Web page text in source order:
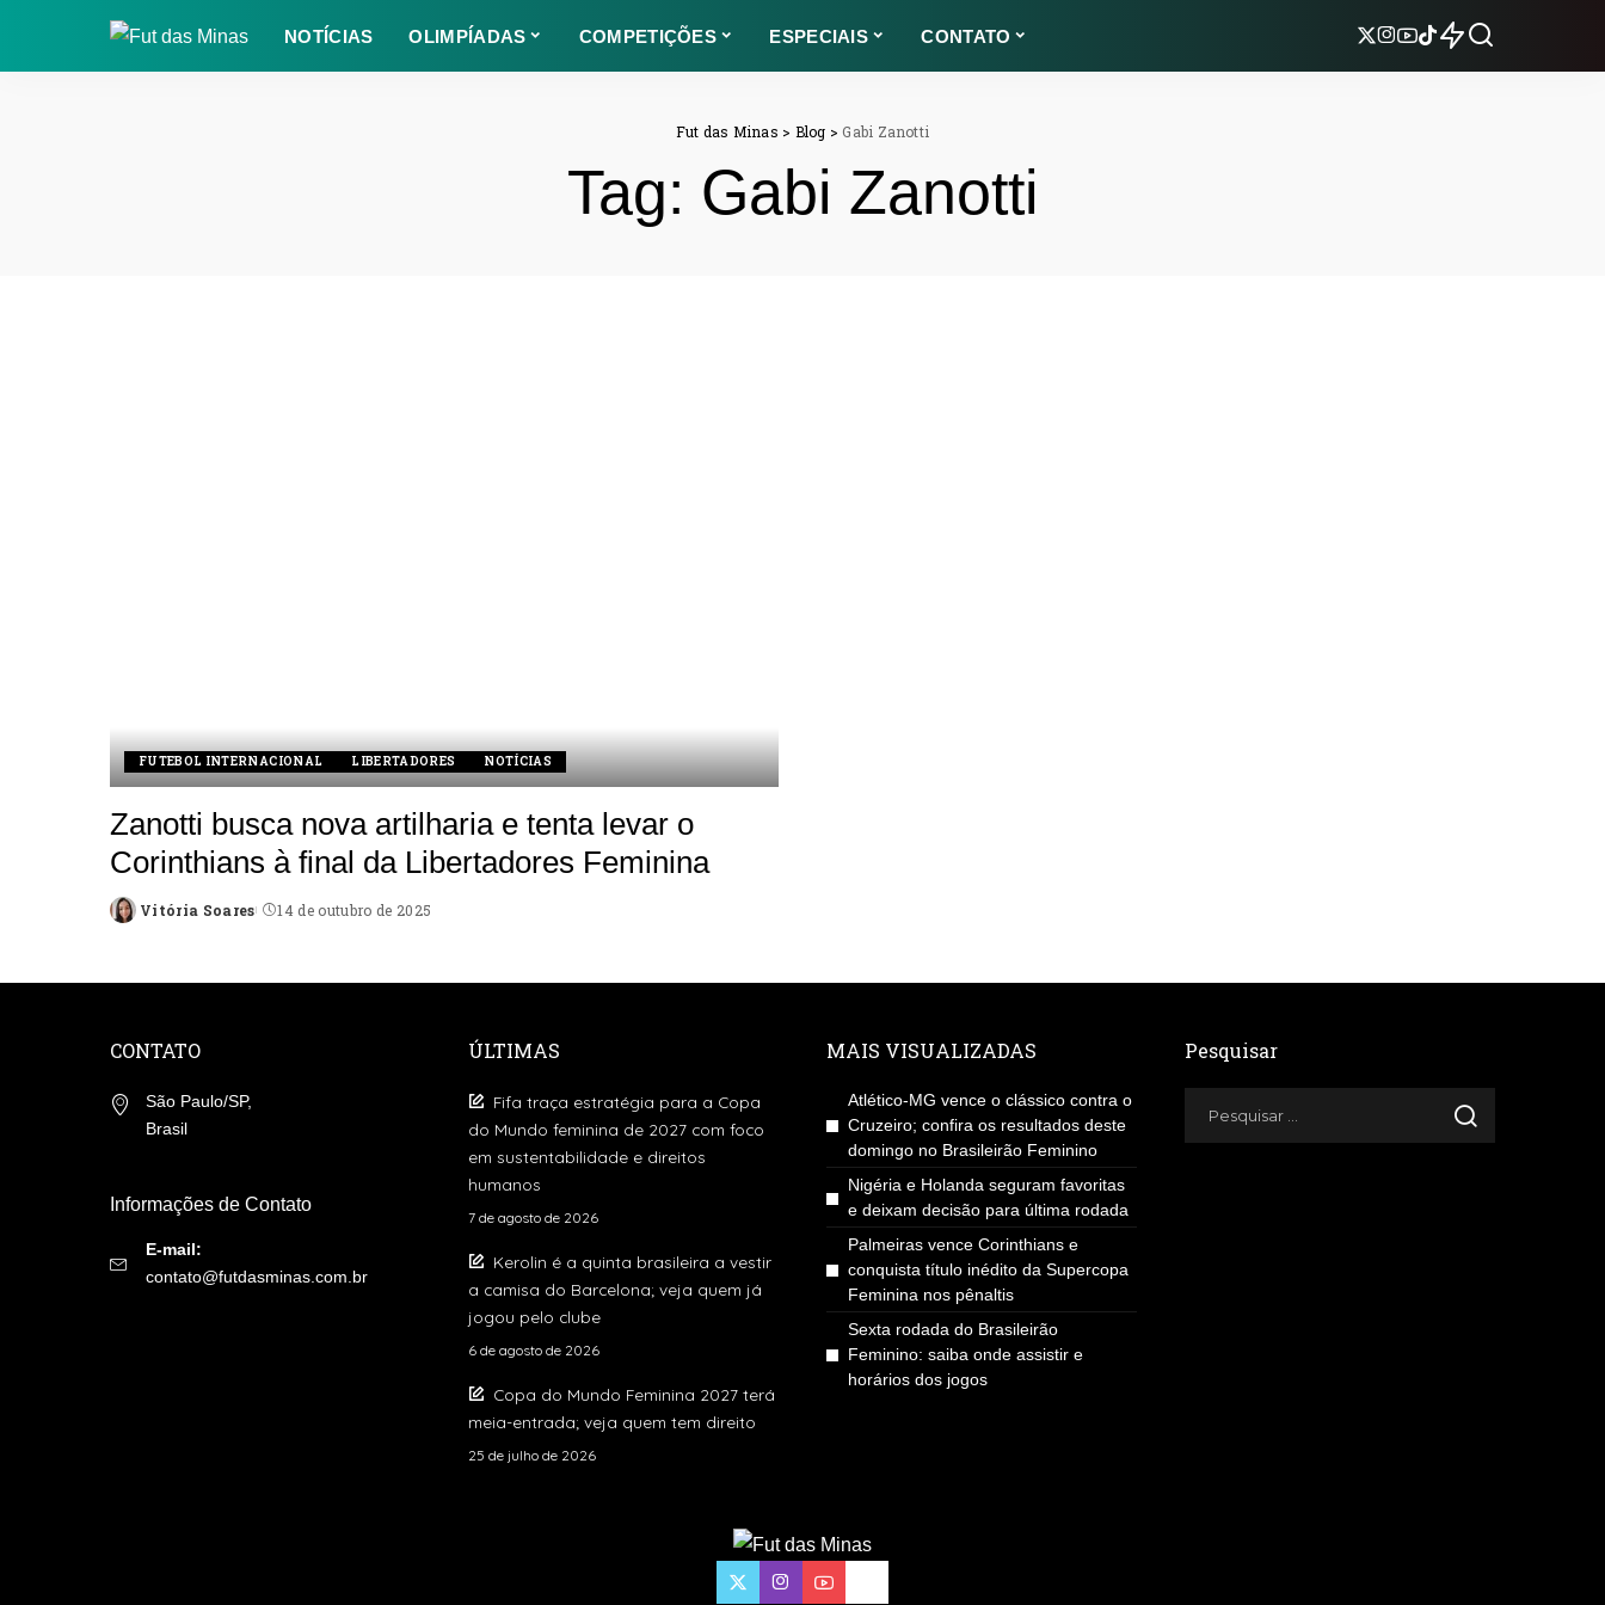
NOTÍCIAS OLIMPÍADAS COMPETIÇÕES ESPECIAIS CONTATO
Fut das Minas > Blog > Gabi Zanotti
Tag: Gabi Zanotti
FUTEBOL INTERNACIONAL LIBERTADORES NOTÍCIAS
Zanotti busca nova artilharia e tenta levar o
Corinthians à final da Libertadores Feminina
Posted
Vitória Soares 14 de outubro de 2025
CONTATO
São Paulo/SP,
Brasil
Informações de Contato
E-mail:
contato@futdasminas.com.br
ÚLTIMAS
Fifa traça estratégia para a Copa
do Mundo feminina de 2027 com foco
em sustentabilidade e direitos
humanos
7 de agosto de 2026
Kerolin é a quinta brasileira a vestir
a camisa do Barcelona; veja quem já
jogou pelo clube
6 de agosto de 2026
Copa do Mundo Feminina 2027 terá
meia-entrada; veja quem tem direito
25 de julho de 2026
MAIS VISUALIZADAS
Atlético-MG vence o clássico contra o
Cruzeiro; confira os resultados deste
domingo no Brasileirão Feminino
Nigéria e Holanda seguram favoritas
e deixam decisão para última rodada
Palmeiras vence Corinthians e
conquista título inédito da Supercopa
Feminina nos pênaltis
Sexta rodada do Brasileirão
Feminino: saiba onde assistir e
horários dos jogos
Pesquisar